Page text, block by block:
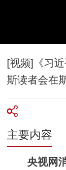
[视频]《习
斯读者会在
主要内容
央视网